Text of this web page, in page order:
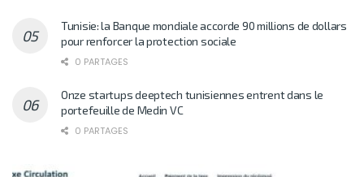
Tunisie: la Banque mondiale accorde 90 millions de dollars
pour renforcer la protection sociale
0 PARTAGES
Onze startups deeptech tunisiennes entrent dans le
portefeuille de Medin VC
0 PARTAGES